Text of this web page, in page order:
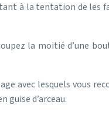
à la tentation de les
la moitié d’une
avec lesquels vous
guise d’arceau.